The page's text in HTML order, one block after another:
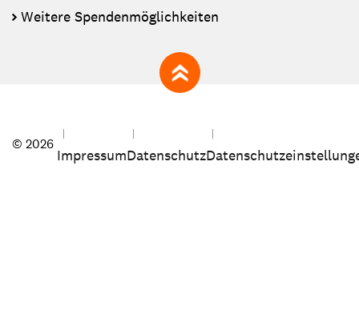
Weitere Spendenmöglichkeiten
zum Seitenanfang
© 2026
ImpressumDatenschutz